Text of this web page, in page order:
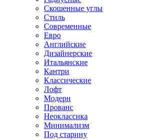
Скошенные углы
Стиль
Современные
Евро
Английские
Дизайнерские
Итальянские
Кантри
Классические
Лофт
Модерн
Прованс
Неоклассика
Минимализм
Под старину